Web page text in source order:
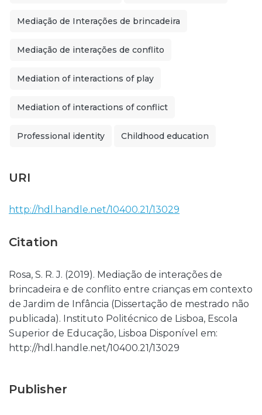
Mediação de Interações de brincadeira
Mediação de interações de conflito
Mediation of interactions of play
Mediation of interactions of conflict
Professional identity Childhood education
URI
http://hdl.handle.net/10400.21/13029
Citation
Rosa, S. R. J. (2019). Mediação de interações de
brincadeira e de conflito entre crianças em contexto
de Jardim de Infância (Dissertação de mestrado não
publicada). Instituto Politécnico de Lisboa, Escola
Superior de Educação, Lisboa Disponível em:
http://hdl.handle.net/10400.21/13029
Publisher